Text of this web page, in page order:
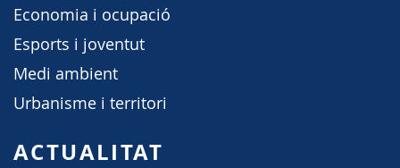
Economia i ocupació
Esports i joventut
Medi ambient
Urbanisme i territori
ACTUALITAT